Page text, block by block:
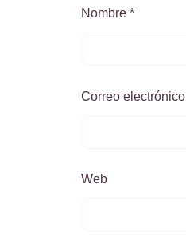
Nombre *
Correo electrónico
Web